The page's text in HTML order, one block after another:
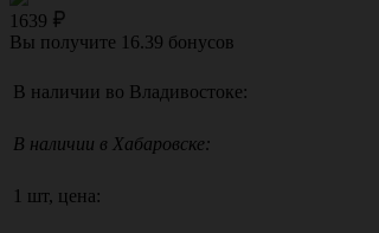
1639
Вы получите 16.39 бонусов
В наличии во Владивостоке:
В наличии в Хабаровске:
1 шт, цена: